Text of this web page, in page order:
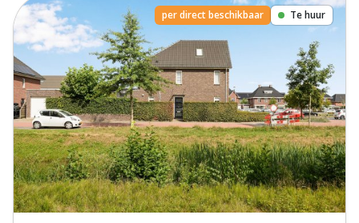
per direct beschikbaar Te huur